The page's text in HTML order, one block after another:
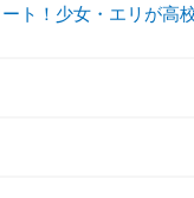
ト！少女・エリが高